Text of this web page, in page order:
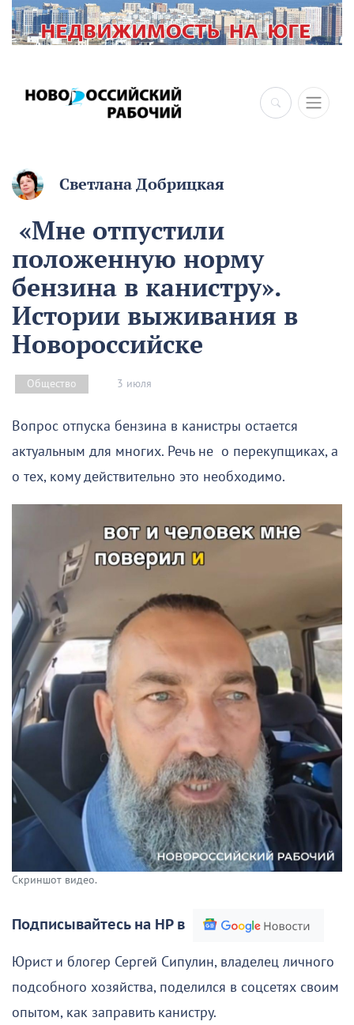
×
Светлана Добрицкая
«Мне отпустили
положенную норму
бензина в канистру».
Истории выживания в
Новороссийске
Общество 3 июля
Вопрос отпуска бензина в канистры остается
актуальным для многих. Речь не о перекупщиках, а
о тех, кому действительно это необходимо.
Скриншот видео.
Подписывайтесь на НР в
Юрист и блогер Сергей Сипулин, владелец личного
подсобного хозяйства, поделился в соцсетях своим
опытом, как заправить канистру.